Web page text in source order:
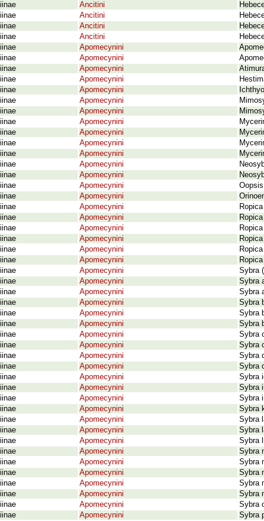
Ancitini
Ancitini
Ancitini
Ancitini
Apomecynini
Apomecynini
Apomecynini
Apomecynini
Apomecynini
Apomecynini
Apomecynini
Apomecynini
Apomecynini
Apomecynini
Apomecynini
Apomecynini
Apomecynini
Apomecynini
Apomecynini
Apomecynini
Apomecynini
Apomecynini
Apomecynini
Apomecynini
Apomecynini
Apomecynini
Sybra
Apomecynini
Sybra
Apomecynini
Sybra
Apomecynini
Sybra
Apomecynini
Sybra
Apomecynini
Sybra
Apomecynini
Sybra
Apomecynini
Sybra
Apomecynini
Sybra
Apomecynini
Sybra
Apomecynini
Sybra
Apomecynini
Sybra
Apomecynini
Sybra
Apomecynini
Sybra
Apomecynini
Sybra
Apomecynini
Sybra
Apomecynini
Sybra
Apomecynini
Sybra
Apomecynini
Sybra
Apomecynini
Sybra
Apomecynini
Sybra
Apomecynini
Sybra
Apomecynini
Sybra
Apomecynini
Sybra